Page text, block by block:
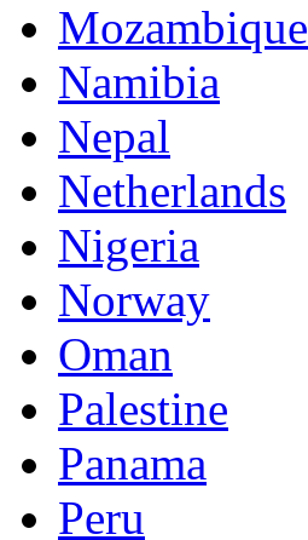
Mozambique
Namibia
Nepal
Netherlands
Nigeria
Norway
Oman
Palestine
Panama
Peru